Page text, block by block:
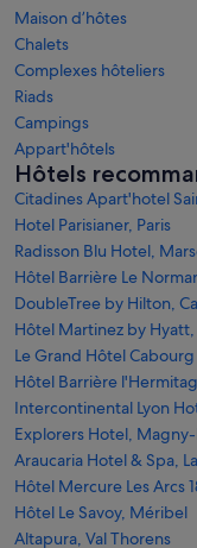
Maison d’hôtes
Chalets
Complexes hôteliers
Riads
Campings
Appart'hôtels
Hôtels
Citadines Apart'hotel
Hotel Parisianer, Paris
Radisson Blu Hotel,
Hôtel Barrière Le
DoubleTree by Hilton,
Hôtel Martinez by Hyatt,
Le Grand Hôtel
Hôtel Barrière
Intercontinental Lyon
Explorers Hotel,
Araucaria Hotel & Spa,
Hôtel Mercure Les Arcs
Hôtel Le Savoy, Méribel
Altapura, Val Thorens